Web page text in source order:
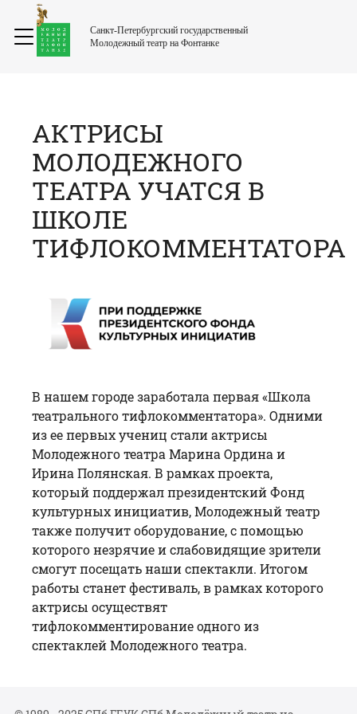
Санкт-Петербургский государственный
Молодежный театр на Фонтанке
АКТРИСЫ
МОЛОДЕЖНОГО
ТЕАТРА УЧАТСЯ В
ШКОЛЕ
ТИФЛОКОММЕНТАТОРА
В нашем городе заработала первая «Школа
театрального тифлокомментатора». Одними
из ее первых учениц стали актрисы
Молодежного театра Марина Ордина и
Ирина Полянская. В рамках проекта,
который поддержал президентский Фонд
культурных инициатив, Молодежный театр
также получит оборудование, с помощью
которого незрячие и слабовидящие зрители
смогут посещать наши спектакли. Итогом
работы станет фестиваль, в рамках которого
актрисы осуществят
тифлокомментирование одного из
спектаклей Молодежного театра.